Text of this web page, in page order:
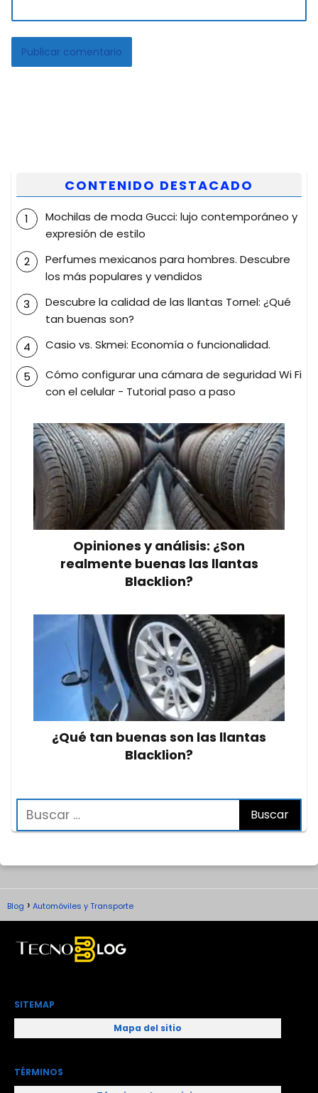
CONTENIDO DESTACADO
Mochilas de moda Gucci: lujo contemporáneo y
expresión de estilo
Perfumes mexicanos para hombres. Descubre
los más populares y vendidos
Descubre la calidad de las llantas Tornel: ¿Qué
tan buenas son?
Casio vs. Skmei: Economía o funcionalidad.
Cómo configurar una cámara de seguridad Wi Fi
con el celular - Tutorial paso a paso
Opiniones y análisis: ¿Son
realmente buenas las llantas
Blacklion?
¿Qué tan buenas son las llantas
Blacklion?
Blog Automóviles y Transporte
SITEMAP
Mapa del sitio
TÉRMINOS